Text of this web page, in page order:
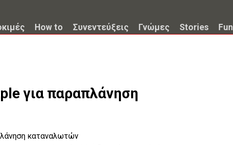
How to Συνεντεύξεις Γνώμες Stories Fun
για παραπλάνηση